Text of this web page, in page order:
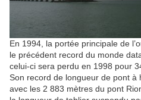
En 1994, la portée principale de
le précédent record du monde
celui-ci sera perdu en 1998 pour
Son record de longueur de pont à
avec les 2 883 mètres du pont